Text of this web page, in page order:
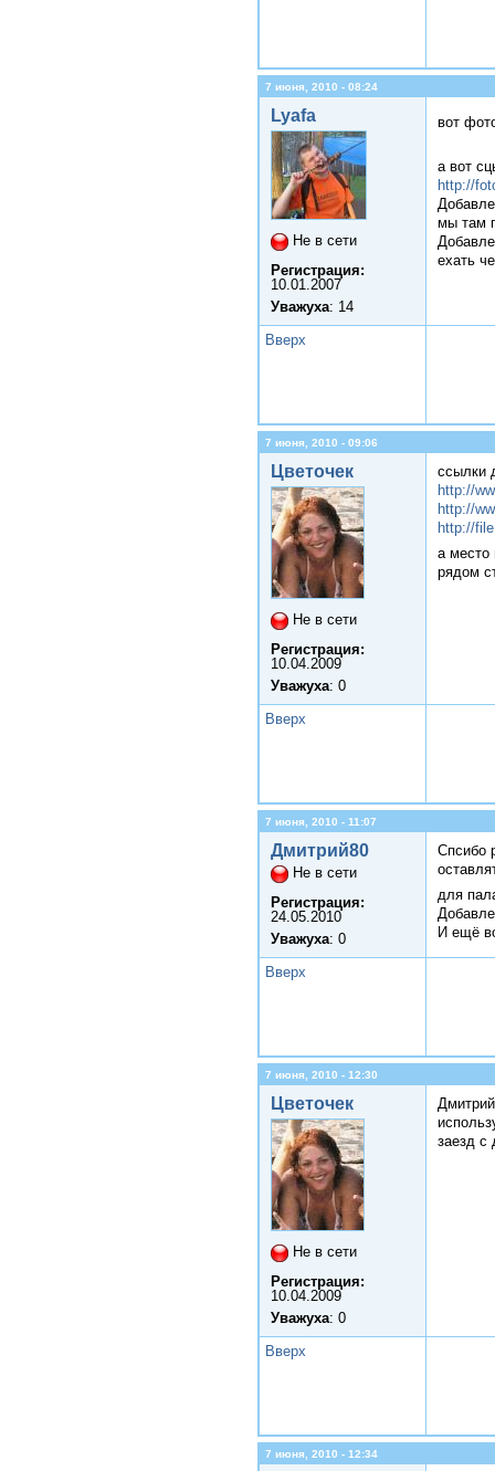
7 июня, 2010 - 08:24
Lyafa
Не в сети
Регистрация:
10.01.2007
Уважуха: 14
вот
а вот
http://
мы там
ехать
Вверх
7 июня, 2010 - 09:06
Цветочек
Не в сети
Регистрация:
10.04.2009
Уважуха: 0
ссылки
http://
http://
http://
а место
рядом
Вверх
7 июня, 2010 - 11:07
Дмитрий80
Не в сети
Регистрация:
24.05.2010
Уважуха: 0
Спсибо
для
И ещё
Вверх
7 июня, 2010 - 12:30
Цветочек
Не в сети
Регистрация:
10.04.2009
Уважуха: 0
заезд с
Вверх
7 июня, 2010 - 12:34